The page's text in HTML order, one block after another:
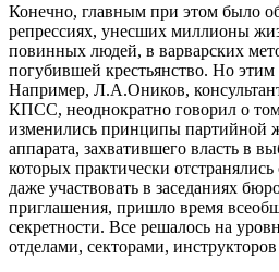
Конечно, главным при этом было
репрессиях, унесших миллионы
повинных людей, в варварских
погубившей крестьянство. Но этим
Например, Л.А.Оников,
КПСС, неоднократно говорил о
изменились принципы партийной
аппарата, захватившего власть в
которых практически
даже участвовать в заседаниях
приглашения, пришло время
секретности. Все решалось на
отделами, секторами,